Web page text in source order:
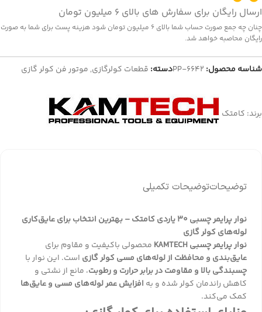
ارسال رایگان برای سفارش های بالای 6 میلیون تومان
چنان چه جمع صورت حساب شما بالای 6 میلیون تومان شود هزینه پست برای شما به صورت
رایگان محاصبه خواهد شد.
شناسه محصول: PP-6642دسته: قطعات کولرگازی, موتور فن کولر گازی
برند: کامتک
توضیحاتتوضیحات تکمیلی
نوار پرایمر چسبی ۳۰ یاردی کامتک – بهترین انتخاب برای عایق‌کاری
لوله‌های کولر گازی
نوار پرایمر چسبی KAMTECH
محصولی باکیفیت و مقاوم برای
عایق‌بندی و محافظت از لوله‌های مسی کولر گازی است. این نوار با
چسبندگی بالا و مقاومت در برابر حرارت و رطوبت، مانع از نشتی و
کاهش راندمان کولر شده و به افزایش عمر لوله‌های مسی و عایق‌ها
کمک می‌کند.